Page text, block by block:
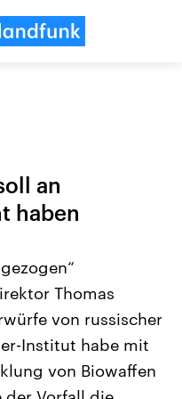
USA
Aktuelle Beiträge,
Hintergründe
Wirtschaftlich und
gehören die Vereinigten
den mächtigsten Ländern
mit großem Einfluss auf
an
haben
Thomas
von russischer
Institut habe mit
von Biowaffen